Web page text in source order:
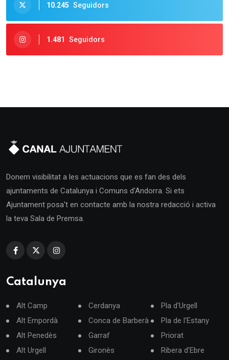
10.245 Seguidors
1.481 Seguidors
Donem visibilitat a les actuacions que es fan des dels
ajuntaments de Catalunya i Comuns d'Andorra. Si ets
Ajuntament posa't en contacte amb la nostra redacció i activa
la teva Sala de Premsa.
Catalunya
Alt Camp
Alt Empordà
Alt Penedès
Alt Urgell
Cerdanya
Conca de Barberà
Garraf
Gironès
Pla d'Urgell
Pla de l'Estany
Priorat
Ribera d'Ebre